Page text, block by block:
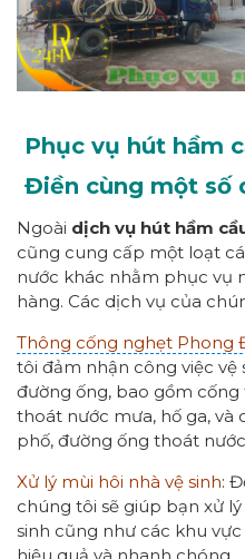
Phục vụ hút hầm
Điền cùng một số
Ngoài dịch vụ hút hầm
cũng cung cấp một loạt
nước khác nhằm phục vụ
hàng. Các dịch vụ của
Thông cống nghẹt Phong
tôi đảm nhận công việc vệ
đường ống, bao gồm
thoát nước mưa, hố ga,
phố, đường ống thoát
Xử lý mùi hôi nhà vệ sinh:
chúng tôi sẽ giúp bạn xử
sinh cũng như các khu